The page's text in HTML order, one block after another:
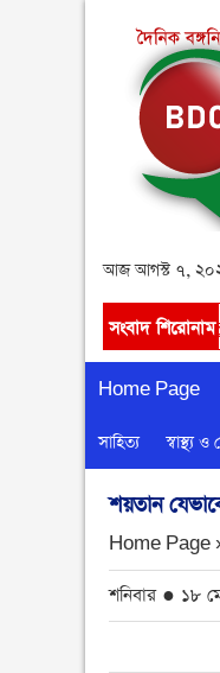
আজ আগস্ট ৭,
সংবাদ শিরোনাম
চেয়ারম্যান শামসুল আলম লাভলু
Home Page
সাহিত্য স্বাস্থ্য ও
শয়তান
Home Page
শনিবার ● ১৮